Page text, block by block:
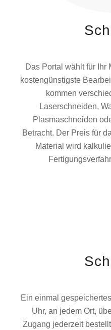
Das Portal wählt für Ihr
kostengünstigste
kommen
Laserschneiden,
Plasmaschneiden
Betracht. Der Preis für
Material wird
Ein einmal
Uhr, an jedem Ort,
Zugang jederzeit